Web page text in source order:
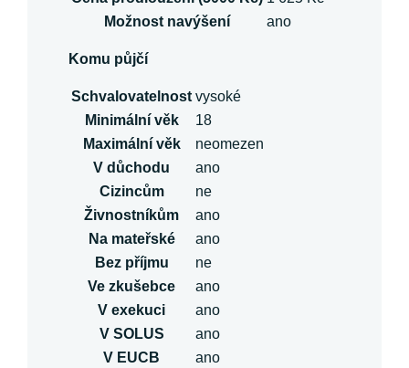
Možnost navýšení
ano
Komu půjčí
Schvalovatelnost vysoké
Minimální věk
18
Maximální věk
neomezen
V důchodu
ano
Cizincům
ne
Živnostníkům
ano
Na mateřské
ano
Bez příjmu
ne
Ve zkušebce
ano
V exekuci
ano
V SOLUS
ano
V EUCB
ano